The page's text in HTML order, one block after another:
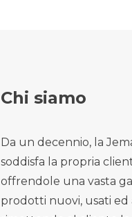
Chi siamo
Da un decennio, la
soddisfa la propria
offrendole una vasta
prodotti nuovi, usati ed